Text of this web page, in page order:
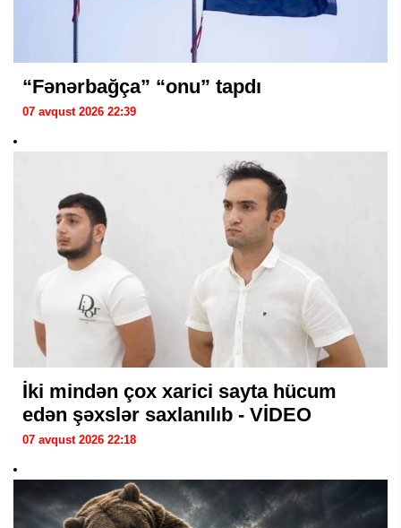
“Fənərbağça” “onu” tapdı
07 avqust 2026 22:39
İki mindən çox xarici sayta hücum
edən şəxslər saxlanılıb - VİDEO
07 avqust 2026 22:18